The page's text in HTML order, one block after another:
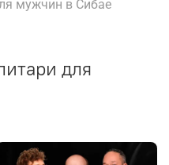
мужчин в Сибае
для